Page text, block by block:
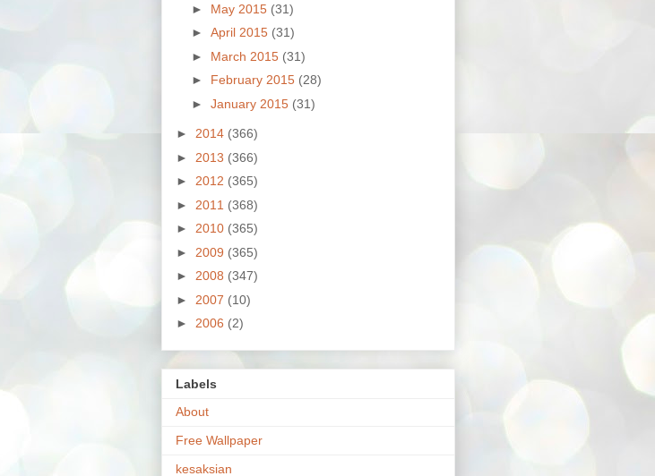
► May 2015 (31)
► April 2015 (31)
► March 2015 (31)
► February 2015 (28)
► January 2015 (31)
► 2014 (366)
► 2013 (366)
► 2012 (365)
► 2011 (368)
► 2010 (365)
► 2009 (365)
► 2008 (347)
► 2007 (10)
► 2006 (2)
Labels
About
Free Wallpaper
kesaksian